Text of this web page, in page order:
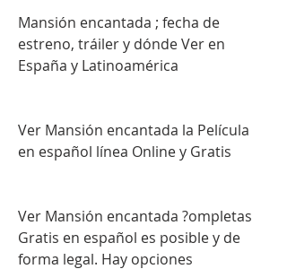
Mansión encantada ; fecha de
estreno, tráiler y dónde Ver en
España y Latinoamérica
Ver Mansión encantada la Película
en español línea Online y Gratis
Ver Mansión encantada ?ompletas
Gratis en español es posible y de
forma legal. Hay opciones